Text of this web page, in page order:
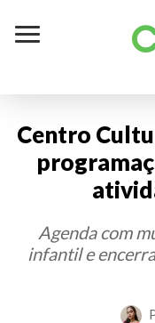
Centro
Agenda com
infantil e